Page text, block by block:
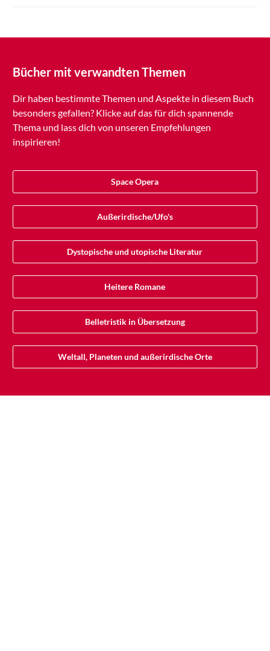
Bücher mit verwandten Themen
Dir haben bestimmte Themen und Aspekte in diesem Buch
besonders gefallen? Klicke auf das für dich spannende
Thema und lass dich von unseren Empfehlungen
inspirieren!
Space Opera
Außerirdische/Ufo's
Dystopische und utopische Literatur
Heitere Romane
Belletristik in Übersetzung
Weltall, Planeten und außerirdische Orte